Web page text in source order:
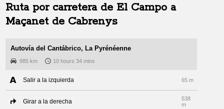
Ruta por carretera de El Campo a
Maçanet de Cabrenys
Autovía del Cantábrico, La Pyrénéenne
985 km 10 hours 34 mins
Salir a la izquierda 65 m
Girar a la derecha
538
m